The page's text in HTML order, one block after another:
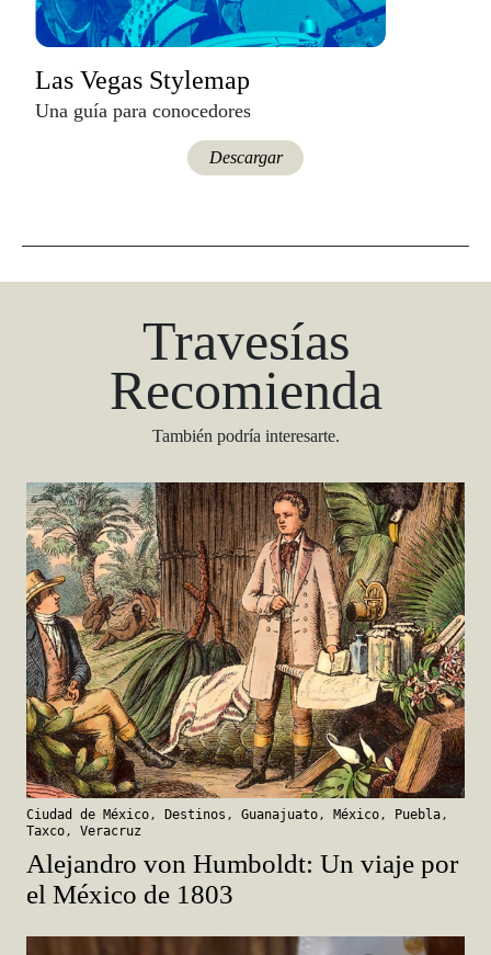
Las Vegas Stylemap
Una guía para conocedores
Descargar
Travesías
Recomienda
También podría interesarte.
Ciudad de México, Destinos , Guanajuato, México, Puebla,
Taxco, Veracruz
Alejandro von Humboldt: Un viaje por
el México de 1803